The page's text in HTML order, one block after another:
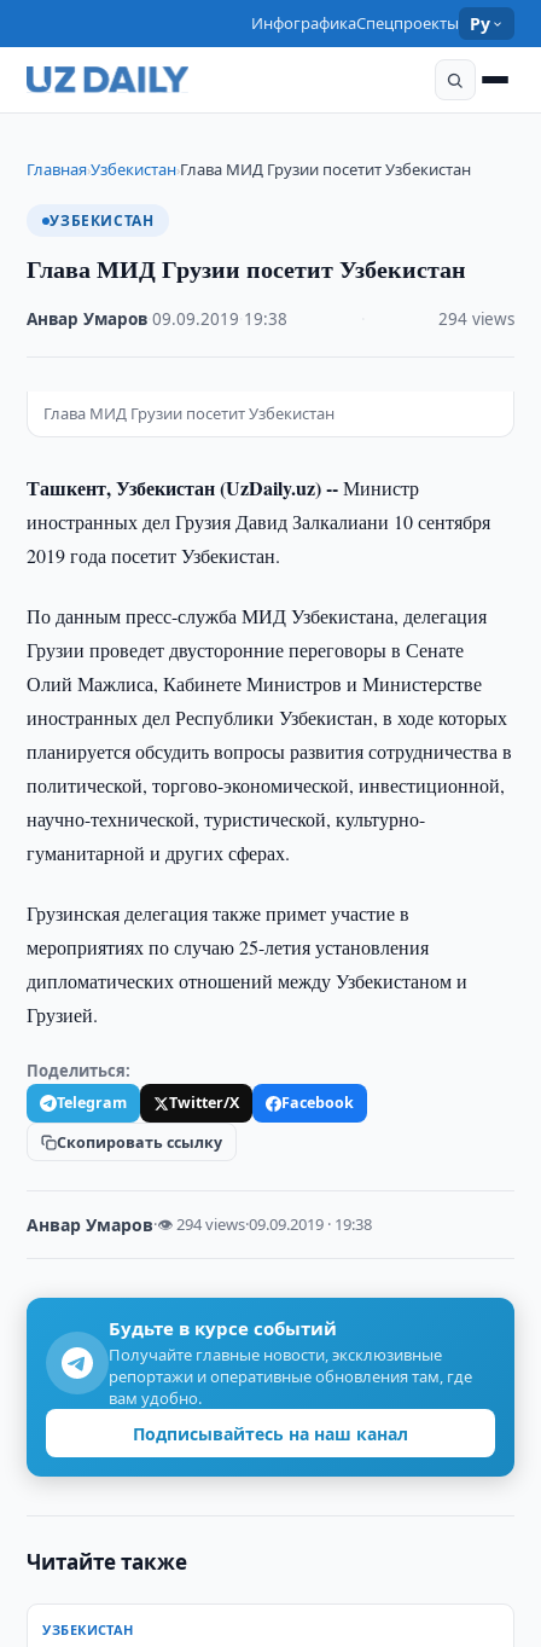
ИнфографикаСпецпроекты Ру
Главная›Узбекистан›Глава МИД Грузии посетит Узбекистан
УЗБЕКИСТАН
Глава МИД Грузии посетит Узбекистан
Анвар Умаров ·09.09.2019 19:38 294 views
Глава МИД Грузии посетит Узбекистан
Ташкент, Узбекистан (UzDaily.uz) --Министр
иностранных дел Грузия Давид Залкалиани 10 сентября
2019 года посетит Узбекистан.
По данным пресс-служба МИД Узбекистана, делегация
Грузии проведет двусторонние переговоры в Сенате
Олий Мажлиса, Кабинете Министров и Министерстве
иностранных дел Республики Узбекистан, в ходе которых
планируется обсудить вопросы развития сотрудничества в
политической, торгово-экономической, инвестиционной,
научно-технической, туристической, культурно-
гуманитарной и других сферах.
Грузинская делегация также примет участие в
мероприятиях по случаю 25-летия установления
дипломатических отношений между Узбекистаном и
Грузией.
Поделиться:
Telegram Twitter/X
Facebook
Скопировать ссылку
Анвар Умаров·👁 294 views·09.09.2019 · 19:38
Будьте в курсе событий
Получайте главные новости, эксклюзивные
репортажи и оперативные обновления там, где
вам удобно.
Подписывайтесь на наш канал
Читайте также
УЗБЕКИСТАН